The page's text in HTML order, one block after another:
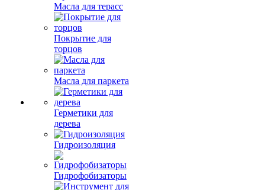
Масла для терасс
Покрытие для
торцов
Масла для паркета
Герметики для
дерева
Гидроизоляция
Гидрофобизаторы